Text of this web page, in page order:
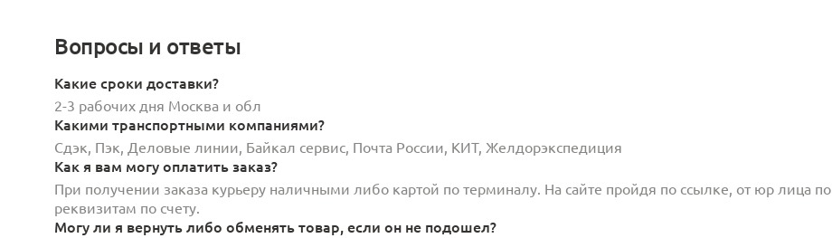
Вопросы и ответы
Какие сроки доставки?
2-3 рабочих дня Москва и обл
Какими транспортными компаниями?
Сдэк, Пэк, Деловые линии, Байкал сервис, Почта России, КИТ, Желдорэкспедиция
Как я вам могу оплатить заказ?
При получении заказа курьеру наличными либо картой по терминалу. На сайте пройдя по ссылке, от юр лица по
реквизитам по счету.
Могу ли я вернуть либо обменять товар, если он не подошел?